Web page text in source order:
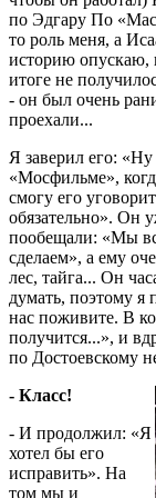
по Эдгару По
то роль меня, а
историю опускаю,
итоге не
- он был очень
проехали...
Я заверил его:
«Мосфильме»,
смогу его
обязательно». Он
пообещали: «Мы
сделаем», а ему
лес, тайга... Он
думать, поэтому я
нас поживите. В
получится...», и
по Достоевскому
- Класс!
- И продолжил: «Я
хотел бы его
исправить». На
том мы и